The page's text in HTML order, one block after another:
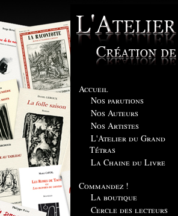
Accueil
Nos parutions
Nos Auteurs
Nos Artistes
L'Atelier du Grand
Tétras
La Chaine du Livre
Commandez !
La boutique
Cercle des lecteurs